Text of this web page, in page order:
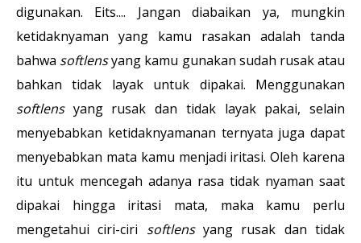
digunakan. Eits.... Jangan diabaikan ya, mungkin
ketidaknyaman yang kamu rasakan adalah tanda
bahwa softlensyang kamu gunakan sudah rusak atau
bahkan tidak layak untuk dipakai. Menggunakan
softlens yang rusak dan tidak layak pakai, selain
menyebabkan ketidaknyamanan ternyata juga dapat
menyebabkan mata kamu menjadi iritasi. Oleh karena
itu untuk mencegah adanya rasa tidak nyaman saat
dipakai hingga iritasi mata, maka kamu perlu
mengetahui ciri-ciri softlensyang rusak dan tidak